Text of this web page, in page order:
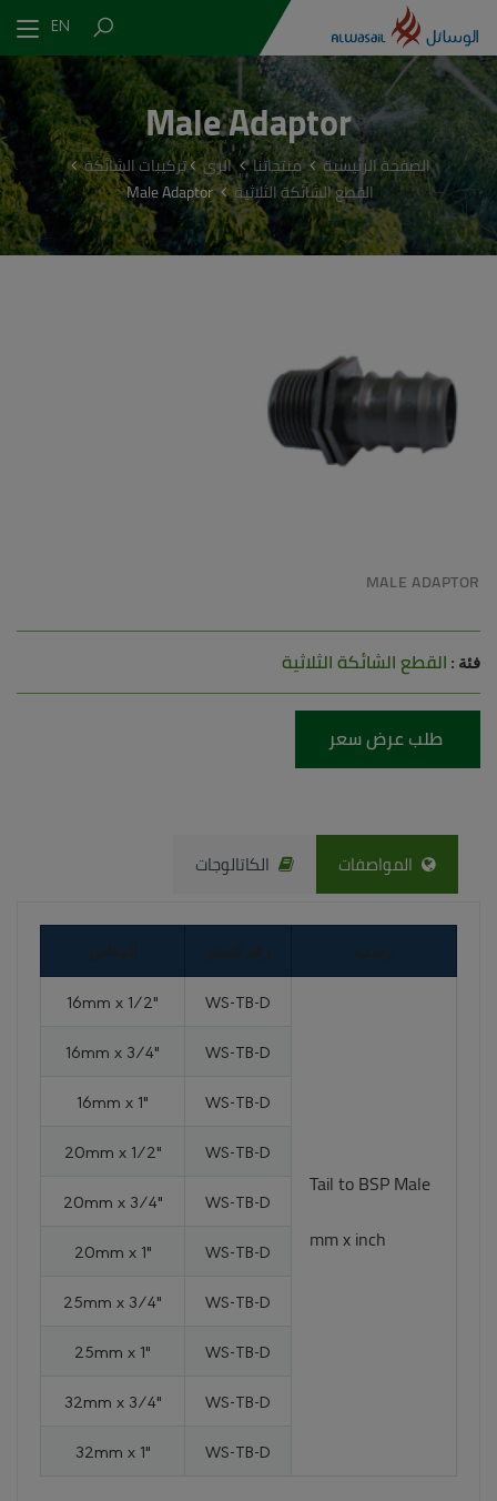
EN
Male Adaptor
الصفحة الرئيسية منتجاتنا الري
تركيبات الشائكة
القطع الشائكة الثلاثية
Male Adaptor
MALE ADAPTOR
فئة : القطع الشائكة الثلاثية
طلب عرض سعر
الكاتالوجات المواصفات
Tail to BSP Male
mm x inch
WS-TB-D
16mm x 1/2"
WS-TB-D
16mm x 3/4"
WS-TB-D
16mm x 1"
WS-TB-D
20mm x 1/2"
WS-TB-D
20mm x 3/4"
WS-TB-D
20mm x 1"
WS-TB-D
25mm x 3/4"
WS-TB-D
25mm x 1"
WS-TB-D
32mm x 3/4"
WS-TB-D
32mm x 1"